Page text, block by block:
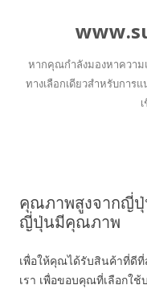
หากคุณกำลังมองหาความ
ทางเลือกเดียวสำหรับการ
คุณภาพสูงจากญี่
ญี่ปุ่นมีคุณภาพ
เพื่อให้คุณได้รับสินค้าที่ดี
เรา เพื่อขอบคุณที่เลือกใช้